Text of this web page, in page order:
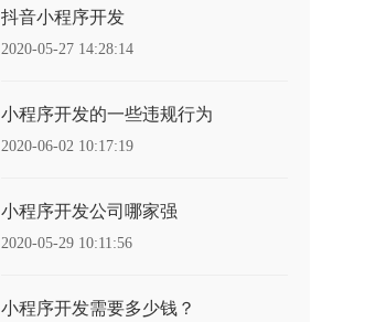
抖音小程序开发
2020-05-27 14:28:14
小程序开发的一些违规行为
2020-06-02 10:17:19
小程序开发公司哪家强
2020-05-29 10:11:56
小程序开发需要多少钱？